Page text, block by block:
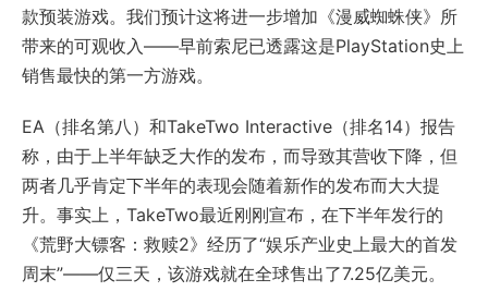
款预装游戏。我们预计这将进一步增加《漫威蜘蛛侠》所
带来的可观收入——早前索尼已透露这是PlayStation史上
销售最快的第一方游戏。
EA（排名第八）和TakeTwo Interactive（排名14）报告
称，由于上半年缺乏大作的发布，而导致其营收下降，但
两者几乎肯定下半年的表现会随着新作的发布而大大提
升。事实上，TakeTwo最近刚刚宣布，在下半年发行的
《荒野大镖客：救赎2》经历了“娱乐产业史上最大的首发
周末”——仅三天，该游戏就在全球售出了7.25亿美元。